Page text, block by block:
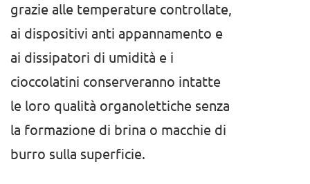
grazie alle temperature controllate,
ai dispositivi anti appannamento e
ai dissipatori di umidità e i
cioccolatini conserveranno intatte
le loro qualità organolettiche senza
la formazione di brina o macchie di
burro sulla superficie.